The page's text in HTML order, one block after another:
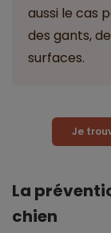
aussi le cas
des gants,
surfaces.
Je
La
chien